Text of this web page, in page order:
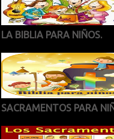
LA BIBLIA PARA NIÑOS.
SACRAMENTOS PARA